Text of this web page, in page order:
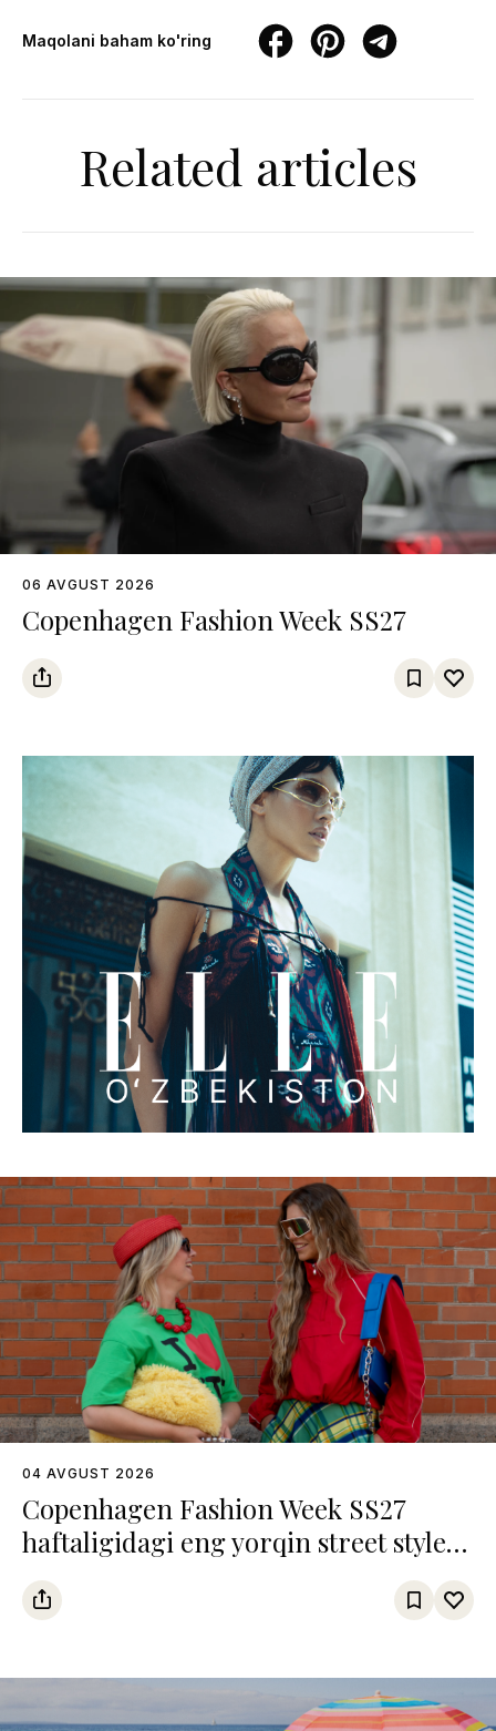
Maqolani baham ko'ring
Related articles
06 AVGUST 2026
Copenhagen Fashion Week SS27
04 AVGUST 2026
Copenhagen Fashion Week SS27
haftaligidagi eng yorqin street style
obrazlar